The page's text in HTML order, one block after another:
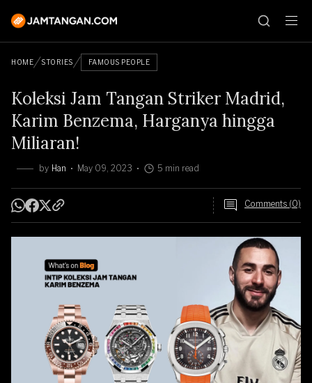
HOME STORIES FAMOUS PEOPLE
Koleksi Jam Tangan Striker Madrid,
Karim Benzema, Harganya hingga
Miliaran!
by Han May 09, 2023 5 min read
Comments (0)